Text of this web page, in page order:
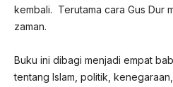
kembali. Terutama cara Gus Dur
zaman.
Buku ini dibagi menjadi empat
tentang Islam, politik,